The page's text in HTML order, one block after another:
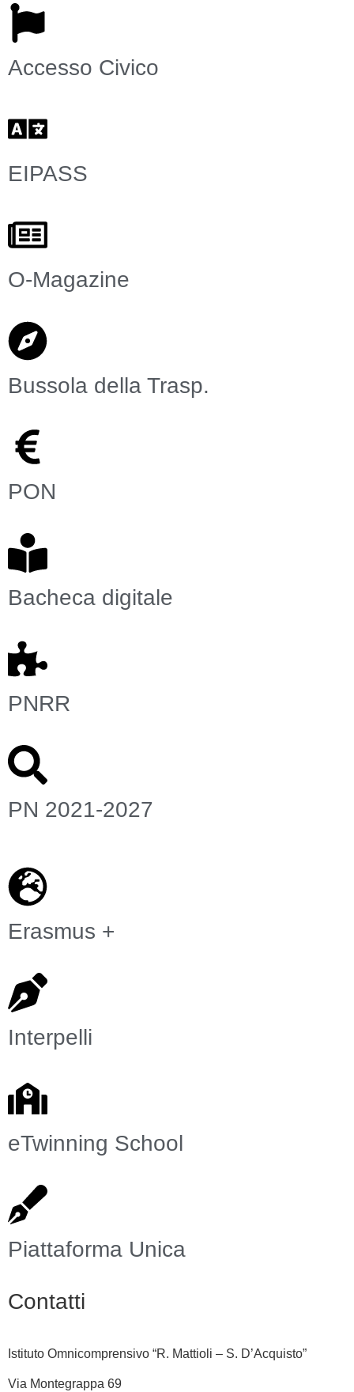
Accesso Civico
EIPASS
O-Magazine
Bussola della Trasp.
PON
Bacheca digitale
PNRR
PN 2021-2027
Erasmus +
Interpelli
eTwinning School
Piattaforma Unica
Contatti
Istituto Omnicomprensivo “R. Mattioli – S. D’Acquisto”
Via Montegrappa 69